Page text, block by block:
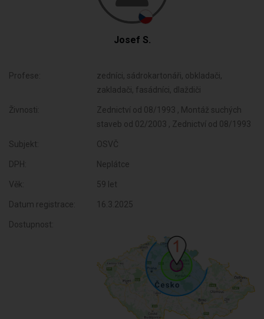
Josef S.
Profese:
zedníci, sádrokartonáři, obkladači,
zakladači, fasádníci, dlaždiči
Živnosti:
Zednictví od 08/1993 , Montáž suchých
staveb od 02/2003 , Zednictví od 08/1993
Subjekt: OSVČ
DPH: Neplátce
Věk: 59 let
Datum registrace: 16.3.2025
Dostupnost: